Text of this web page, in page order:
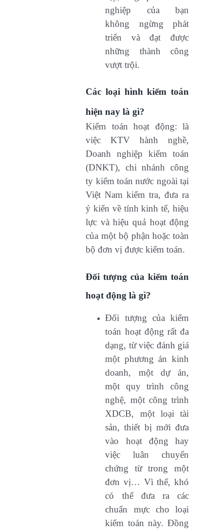
nghiệp của bạn
không ngừng phát
triển và đạt được
những thành công
vượt trội.
Các loại hình kiểm toán
hiện nay là gì?
Kiểm toán hoạt động: là
việc KTV hành nghề,
Doanh nghiệp kiểm toán
(DNKT), chi nhánh công
ty kiểm toán nước ngoài tại
Việt Nam kiểm tra, đưa ra
ý kiến về tính kinh tế, hiệu
lực và hiệu quả hoạt động
của một bộ phận hoặc toàn
bộ đơn vị được kiểm toán.
Đối tượng của kiểm toán
hoạt động là gì?
Đối tượng của kiểm
toán hoạt động rất đa
dạng, từ việc đánh giá
một phương án kinh
doanh, một dự án,
một quy trình công
nghệ, một công trình
XDCB, một loại tài
sản, thiết bị mới đưa
vào hoạt động hay
việc luân chuyển
chứng từ trong một
đơn vị… Vì thế, khó
có thể đưa ra các
chuẩn mực cho loại
kiểm toán này. Đồng